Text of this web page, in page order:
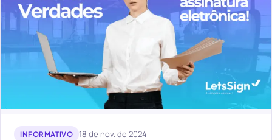
INFORMATIVO 18 de nov. de 2024